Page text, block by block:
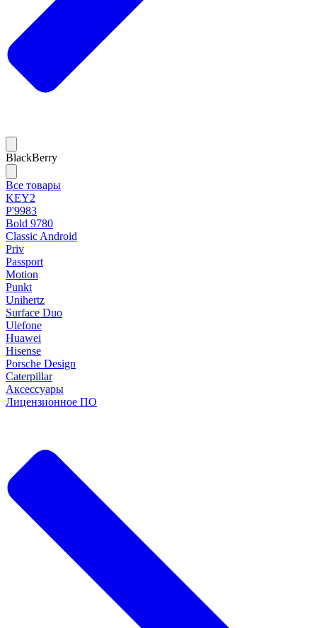
BlackBerry
Все товары
KEY2
P'9983
Bold 9780
Classic Android
Priv
Passport
Motion
Punkt
Unihertz
Surface Duo
Ulefone
Huawei
Hisense
Porsche Design
Caterpillar
Аксессуары
Лицензионное ПО